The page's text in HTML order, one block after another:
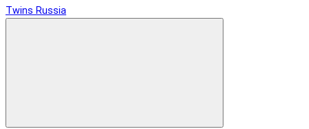
Twins Russia